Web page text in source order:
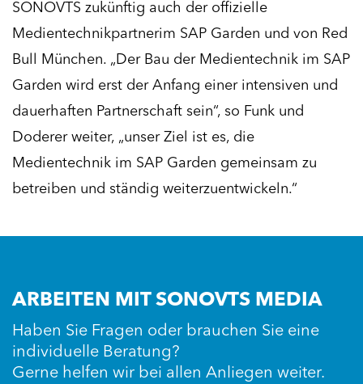
SONOVTS zukünftig auch der offizielle
Medientechnikpartnerim SAP Garden und von Red
Bull München. „Der Bau der Medientechnik im SAP
Garden wird erst der Anfang einer intensiven und
dauerhaften Partnerschaft sein“, so Funk und
Doderer weiter, „unser Ziel ist es, die
Medientechnik im SAP Garden gemeinsam zu
betreiben und ständig weiterzuentwickeln.“
ARBEITEN MIT SONOVTS MEDIA
Haben Sie Fragen oder brauchen Sie eine
individuelle Beratung?
Gerne helfen wir bei allen Anliegen weiter.